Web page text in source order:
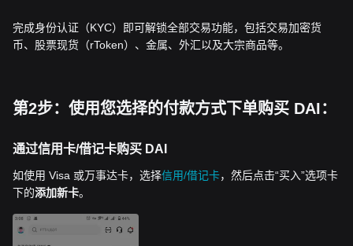
完成身份认证（KYC）即可解锁全部交易功能，包括交易加密货
币、股票现货（rToken）、金属、外汇以及大宗商品等。
第2步：使用您选择的付款方式下单购买 DAI：
通过信用卡/借记卡购买 DAI
如使用 Visa 或万事达卡，选择信用/借记卡，然后点击“买入”选项卡
下的添加新卡。